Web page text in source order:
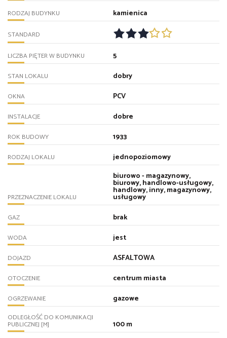
RODZAJ BUDYNKU kamienica
STANDARD
LICZBA PIĘTER W BUDYNKU 5
STAN LOKALU dobry
OKNA PCV
INSTALACJE dobre
ROK BUDOWY 1933
RODZAJ LOKALU jednopoziomowy
PRZEZNACZENIE LOKALU
biurowo - magazynowy,
biurowy, handlowo-usługowy,
handlowy, inny, magazynowy,
usługowy
GAZ brak
WODA jest
DOJAZD ASFALTOWA
OTOCZENIE centrum miasta
OGRZEWANIE gazowe
ODLEGŁOŚĆ DO KOMUNIKACJI
PUBLICZNEJ [M] 100 m